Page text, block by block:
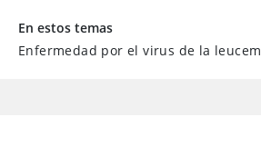
En estos temas
Enfermedad por el virus de la